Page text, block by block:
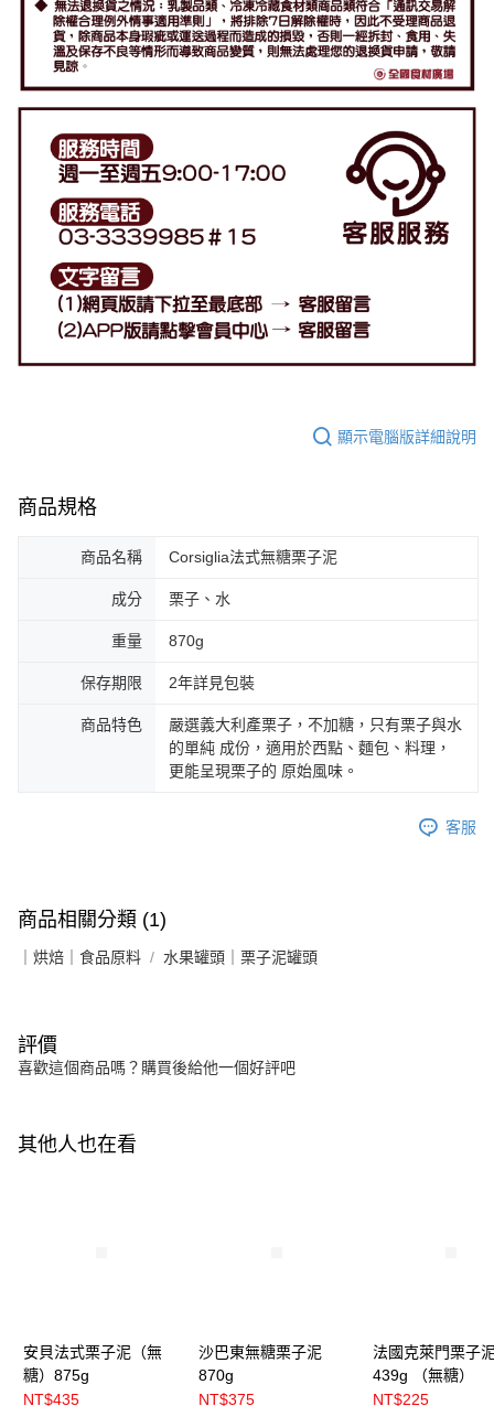
顯示電腦版詳細說明
商品規格
商品名稱 Corsiglia法式無糖栗子泥
成分 栗子、水
重量 870g
保存期限 2年詳見包裝
商品特色
嚴選義大利產栗子，不加糖，只有栗子與水
的單純 成份，適用於西點、麵包、料理，
更能呈現栗子的 原始風味。
客服
商品相關分類 (1)
｜烘焙｜食品原料 水果罐頭｜栗子泥罐頭
評價
喜歡這個商品嗎？購買後給他一個好評吧
其他人也在看
安貝法式栗子泥（無
糖）875g
NT$435
沙巴東無糖栗子泥
870g
NT$375
法國克萊門栗子
439g （無糖）
NT$225